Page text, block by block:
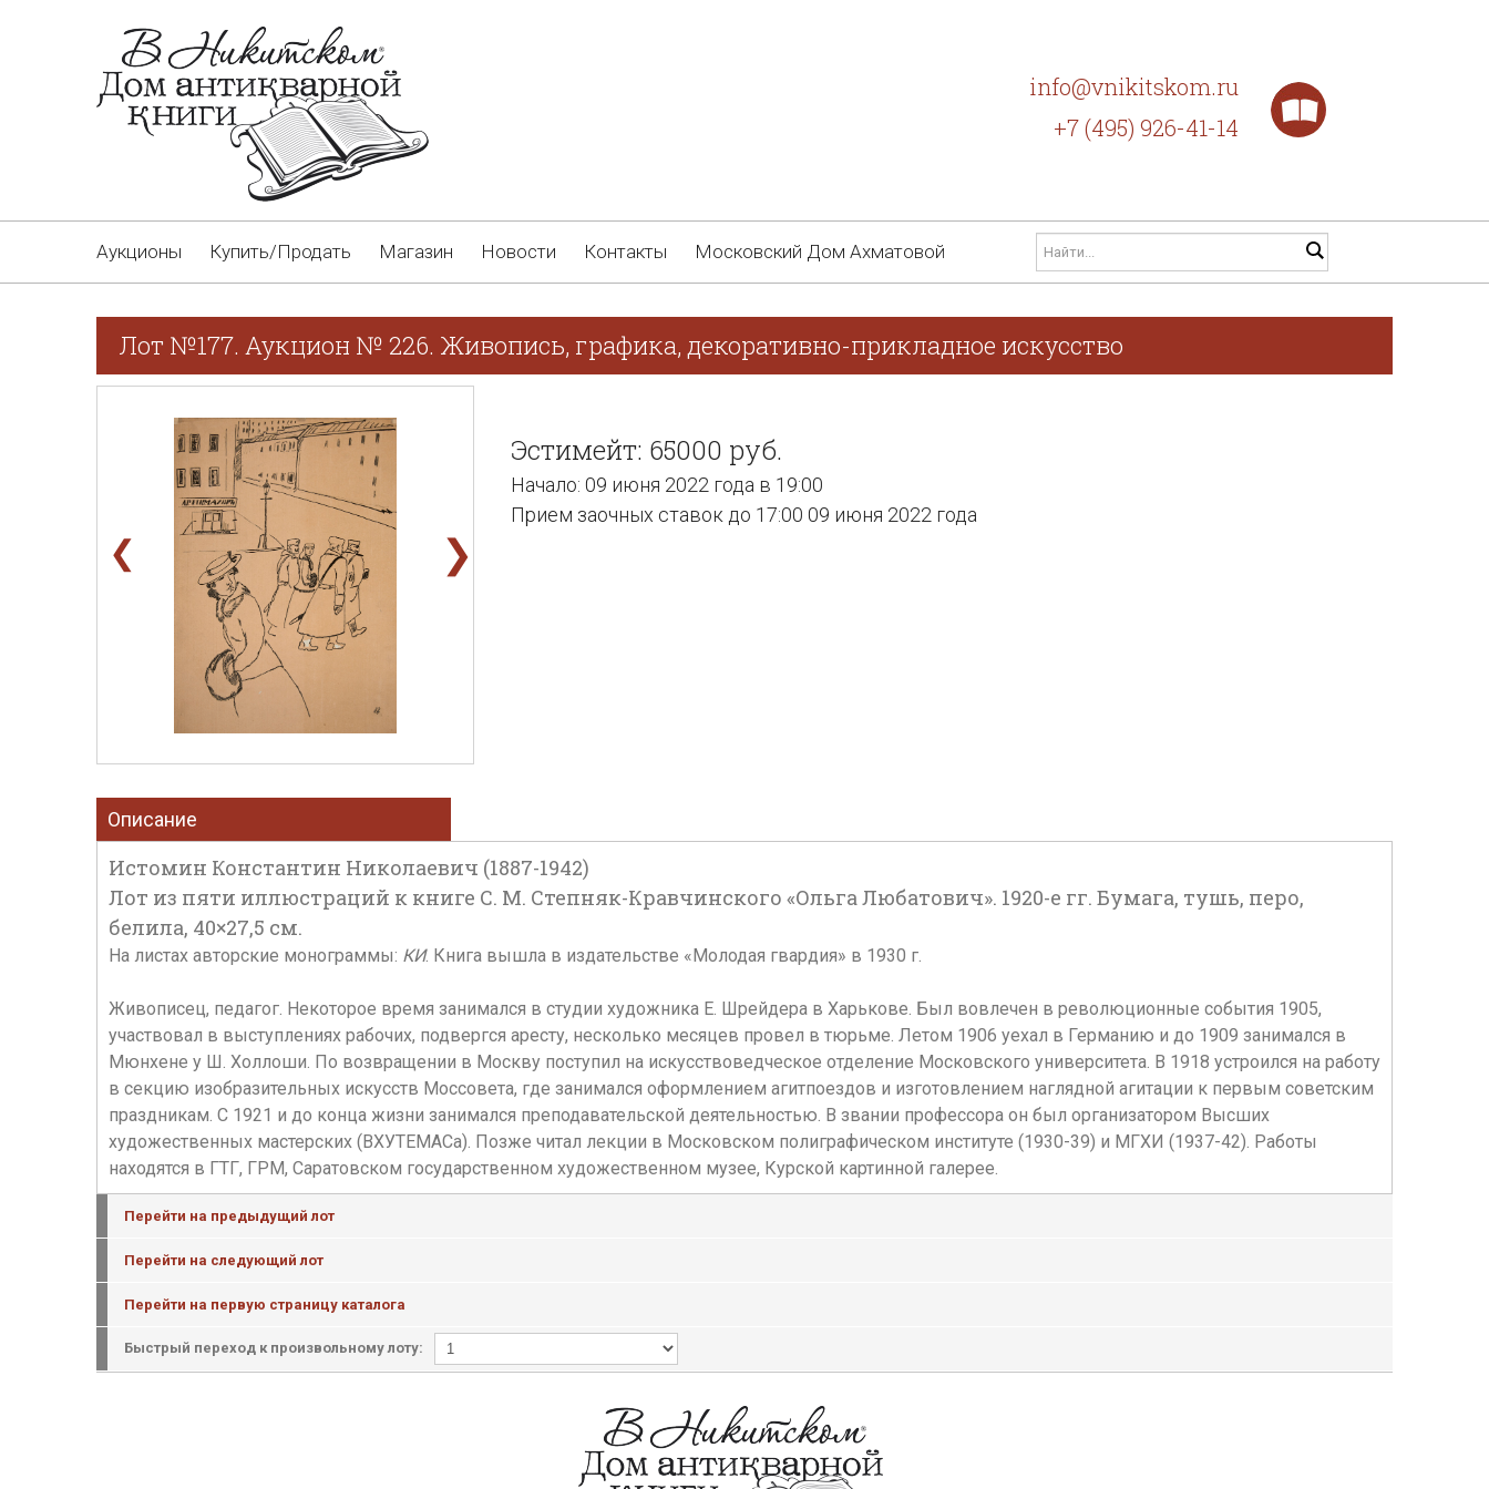
info@vnikitskom.ru
+7 (495) 926-41-14
Аукционы Купить/Продать Магазин Новости Контакты Московский Дом Ахматовой
Лот №177. Аукцион № 226. Живопись, графика, декоративно-прикладное искусство
❮ ❯
Эстимейт: 65000 руб.
Начало: 09 июня 2022 года в 19:00
Прием заочных ставок до 17:00 09 июня 2022 года
Описание
Истомин Константин Николаевич (1887-1942)
Лот из пяти иллюстраций к книге С. М. Степняк-Кравчинского «Ольга Любатович». 1920-е гг. Бумага, тушь, перо,
белила, 40×27,5 см.
На листах авторские монограммы: КИ. Книга вышла в издательстве «Молодая гвардия» в 1930 г.
Живописец, педагог. Некоторое время занимался в студии художника Е. Шрейдера в Харькове. Был вовлечен в революционные события 1905,
участвовал в выступлениях рабочих, подвергся аресту, несколько месяцев провел в тюрьме. Летом 1906 уехал в Германию и до 1909 занимался в
Мюнхене у Ш. Холлоши. По возвращении в Москву поступил на искусствоведческое отделение Московского университета. В 1918 устроился на работу
в секцию изобразительных искусств Моссовета, где занимался оформлением агитпоездов и изготовлением наглядной агитации к первым советским
праздникам. С 1921 и до конца жизни занимался преподавательской деятельностью. В звании профессора он был организатором Высших
художественных мастерских (ВХУТЕМАСа). Позже читал лекции в Московском полиграфическом институте (1930-39) и МГХИ (1937-42). Работы
находятся в ГТГ, ГРМ, Саратовском государственном художественном музее, Курской картинной галерее.
Перейти на предыдущий лот
Перейти на следующий лот
Перейти на первую страницу каталога
Быстрый переход к произвольному лоту: